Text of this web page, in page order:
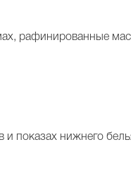
рафинированные
и показах нижнего